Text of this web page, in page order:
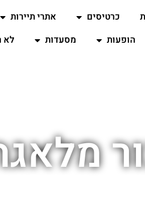
כרטיסים אתרי תיירות
הופעות
מסעדות לא